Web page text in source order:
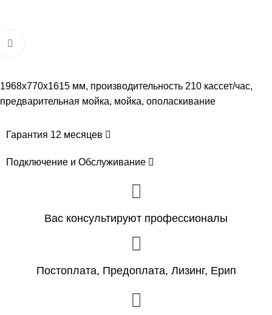
1968х770х1615 мм, производительность 210 кассет/час,
предварительная мойка, мойка, ополаскивание
Гарантия 12 месяцев
Подключение и Обслуживание
Вас консультируют профессионалы
Постоплата, Предоплата, Лизинг, Ерип